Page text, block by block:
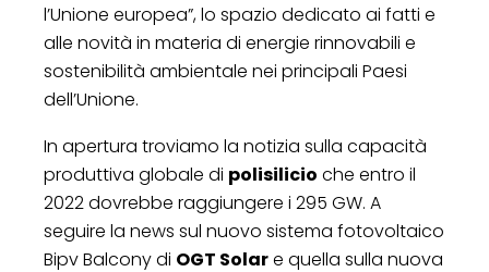
l’Unione europea”, lo spazio dedicato ai fatti e
alle novità in materia di energie rinnovabili e
sostenibilità ambientale nei principali Paesi
dell’Unione.
In apertura troviamo la notizia sulla capacità
produttiva globale di polisilicio che entro il
2022 dovrebbe raggiungere i 295 GW. A
seguire la news sul nuovo sistema fotovoltaico
Bipv Balcony di OGT Solare quella sulla nuova